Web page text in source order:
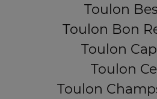
Toulon
Toulon Bon
Toulon
Toulon
Toulon